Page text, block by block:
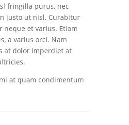
fringilla purus, nec
justo ut nisl. Curabitur
neque et varius. Etiam
a varius orci. Nam
at dolor imperdiet at
at quam condimentum